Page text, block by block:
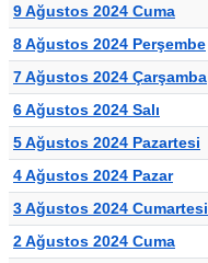
9 Ağustos 2024 Cuma
8 Ağustos 2024 Perşembe
7 Ağustos 2024 Çarşamba
6 Ağustos 2024 Salı
5 Ağustos 2024 Pazartesi
4 Ağustos 2024 Pazar
3 Ağustos 2024 Cumartesi
2 Ağustos 2024 Cuma